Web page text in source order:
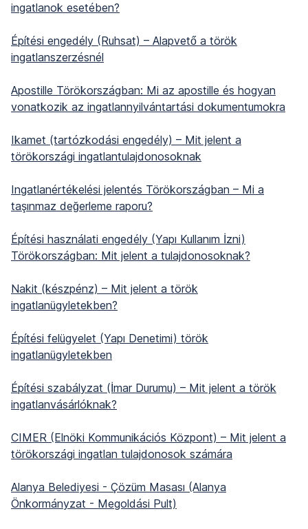
ingatlanok esetében?
Építési engedély (Ruhsat) – Alapvető a török
ingatlanszerzésnél
Apostille Törökországban: Mi az apostille és hogyan
vonatkozik az ingatlannyilvántartási dokumentumokra
Ikamet (tartózkodási engedély) – Mit jelent a
törökországi ingatlantulajdonosoknak
Ingatlanértékelési jelentés Törökországban – Mi a
taşınmaz değerleme raporu?
Építési használati engedély (Yapı Kullanım İzni)
Törökországban: Mit jelent a tulajdonosoknak?
Nakit (készpénz) – Mit jelent a török
ingatlanügyletekben?
Építési felügyelet (Yapı Denetimi) török
ingatlanügyletekben
Építési szabályzat (İmar Durumu) – Mit jelent a török
ingatlanvásárlóknak?
CIMER (Elnöki Kommunikációs Központ) – Mit jelent a
törökországi ingatlan tulajdonosok számára
Alanya Belediyesi - Çözüm Masası (Alanya
Önkormányzat - Megoldási Pult)